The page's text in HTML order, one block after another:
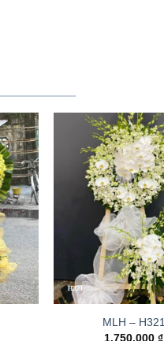
MLH – H321
1.750.000₫